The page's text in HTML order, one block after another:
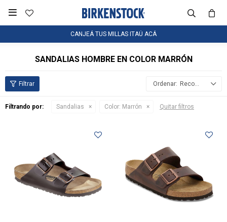

CANJEÁ TUS MILLAS ITAÚ ACÁ
SANDALIAS HOMBRE EN COLOR MARRÓN
Recomendados
Filtrando por: Sandalias Color: Marrón Quitar filtros